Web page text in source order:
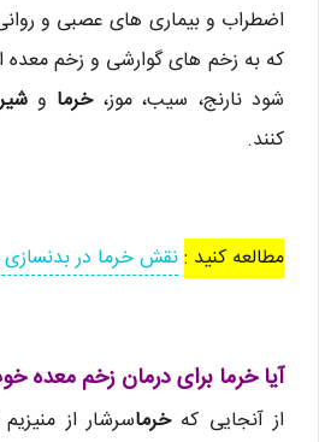
اضطراب و بیماری های عصبی و
که به زخم های گوارشی و زخم معده
شود نارنج، سیب، موز،خرما و
کنند.
مطالعه کنید :نقش خرما در
آیا خرما برای درمان زخم معده
از آنجایی کهخرماسرشار از